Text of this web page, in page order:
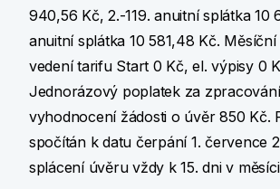
940,56 Kč, 2.-119. anuitní splátka 10
anuitní splátka 10 581,48 Kč.
vedení tarifu Start 0 Kč, el. výpisy 0
Jednorázový poplatek za
vyhodnocení žádosti o úvěr 850 Kč.
spočítán k datu čerpání 1. července
splácení úvěru vždy k 15. dni v